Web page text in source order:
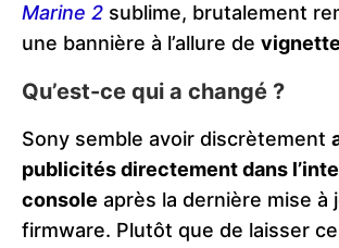
Marine 2 sublime, brutalement
une bannière à l’allure de
Qu’est-ce qui a changé ?
Sony semble avoir discrètement
publicités directement dans
console après la dernière mise à
firmware. Plutôt que de laisser